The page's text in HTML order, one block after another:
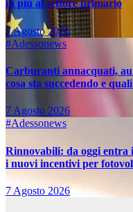
in più al settore primario
7 Agosto 2026
#Adessonews
Carburanti annacquati,
cosa sta succedendo e
7 Agosto 2026
#Adessonews
Rinnovabili: da oggi entra
i nuovi incentivi per
7 Agosto 2026